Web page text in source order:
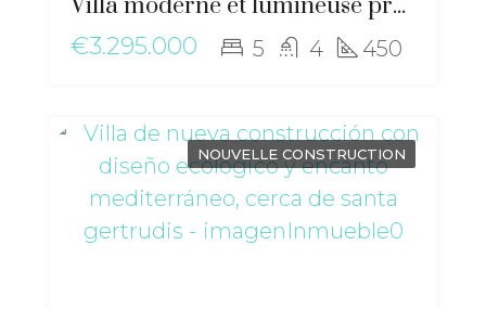
Villa moderne et lumineuse près de la ville, avec vue imprenable sur Dalt Vila – ma-2507
€3.295.000
5 4 450
NOUVELLE CONSTRUCTION